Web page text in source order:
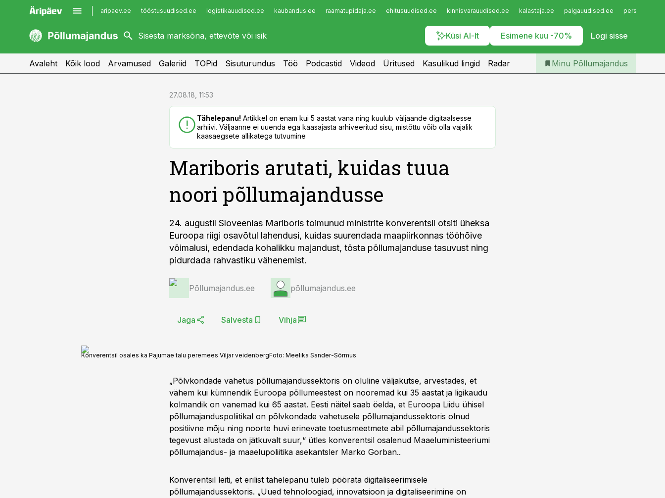
aripaev.ee tööstusuudised.ee logistikauudised.ee kaubandus.ee raamatupidaja.ee ehitusuudised.ee kinnisvarauudised.ee kalastaja.ee palgauudised.ee
Küsi AI-lt Esimene kuu -70% Logi sisse
kaubandus.ee
kinnisvarauudised.ee
imelineajalugu.ee
Infopank
Iseteenindus
Telli Põllumajandus
Avaleht Kõik lood Arvamused Galeriid TOPid Sisuturundus Töö Podcastid Videod Üritused Kasulikud lingid Radar Minu Põllumajandus
27.08.18, 11:53
Tähelepanu! Artikkel on enam kui 5 aastat vana ning kuulub väljaande digitaalsesse
arhiivi. Väljaanne ei uuenda ega kaasajasta arhiveeritud sisu, mistõttu võib olla vajalik
kaasaegsete allikatega tutvumine
Mariboris arutati, kuidas tuua
noori põllumajandusse
24. augustil Sloveenias Mariboris toimunud ministrite konverentsil otsiti üheksa
Euroopa riigi osavõtul lahendusi, kuidas suurendada maapiirkonnas tööhõive
võimalusi, edendada kohalikku majandust, tõsta põllumajanduse tasuvust ning
pidurdada rahvastiku vähenemist.
Põllumajandus.ee põllumajandus.ee
Jaga Salvesta Vihja
Konverentsil osales ka Pajumäe talu peremees Viljar veidenbergFoto: Meelika Sander-Sõrmus
„Põlvkondade vahetus põllumajandussektoris on oluline väljakutse, arvestades, et
vähem kui kümnendik Euroopa põllumeestest on nooremad kui 35 aastat ja ligikaudu
kolmandik on vanemad kui 65 aastat. Eesti näitel saab öelda, et Euroopa Liidu ühisel
põllumajanduspoliitikal on põlvkondade vahetusele põllumajandussektoris olnud
positiivne mõju ning noorte huvi erinevate toetusmeetmete abil põllumajandussektoris
tegevust alustada on jätkuvalt suur,“ ütles konverentsil osalenud Maaeluministeeriumi
põllumajandus- ja maaelupoliitika asekantsler Marko Gorban..
Konverentsil leiti, et erilist tähelepanu tuleb pöörata digitaliseerimisele
põllumajandussektoris. „Uued tehnoloogiad, innovatsioon ja digitaliseerimine on